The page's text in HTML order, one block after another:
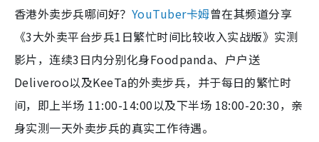
香港外卖步兵哪间好？ YouTuber卡姆曾在其频道分享
《3大外卖平台步兵1日繁忙时间比较收入实战版》实测
影片，连续3日内分别化身Foodpanda、户户送
Deliveroo以及KeeTa的外卖步兵，并于每日的繁忙时
间，即上半场 11:00-14:00以及下半场 18:00-20:30，亲
身实测一天外卖步兵的真实工作待遇。